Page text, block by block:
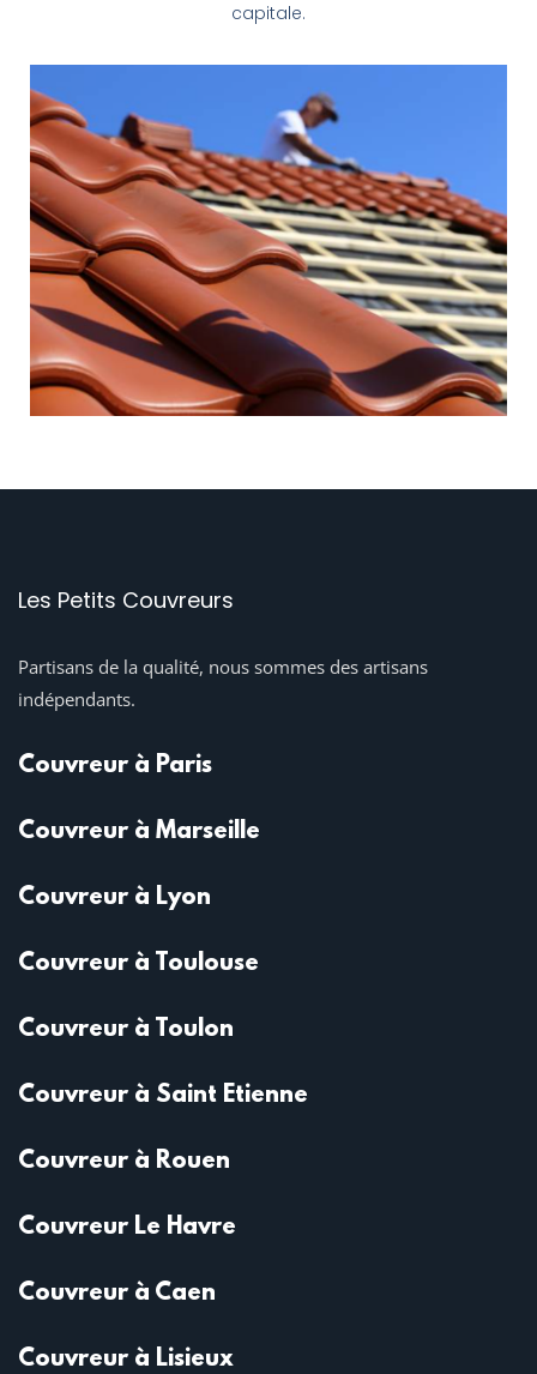
capitale.
Les Petits Couvreurs
Partisans de la qualité, nous sommes des artisans
indépendants.
Couvreur à Paris
Couvreur à Marseille
Couvreur à Lyon
Couvreur à Toulouse
Couvreur à Toulon
Couvreur à Saint Etienne
Couvreur à Rouen
Couvreur Le Havre
Couvreur à Caen
Couvreur à Lisieux